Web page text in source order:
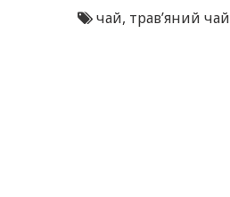
чай, трав’яний чай